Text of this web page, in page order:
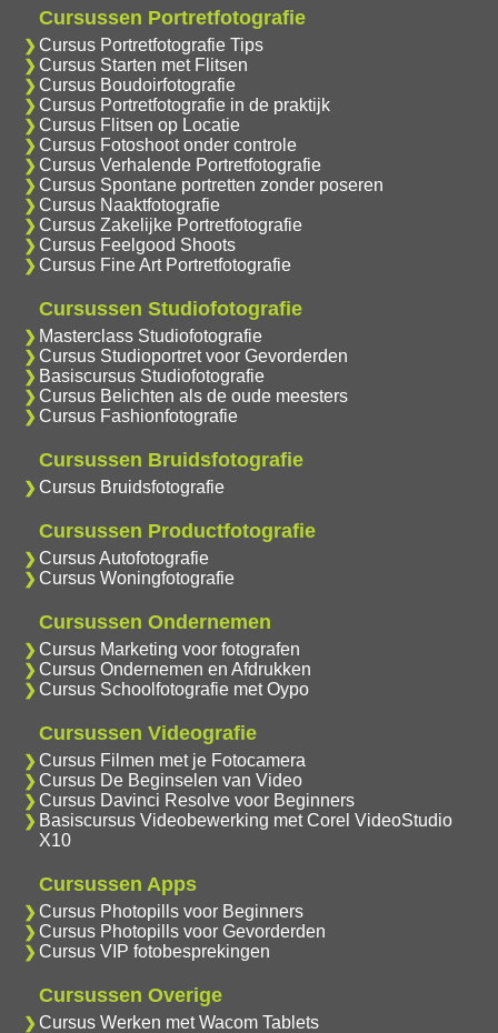
Cursussen Portretfotografie
Cursus Portretfotografie Tips
Cursus Starten met Flitsen
Cursus Boudoirfotografie
Cursus Portretfotografie in de praktijk
Cursus Flitsen op Locatie
Cursus Fotoshoot onder controle
Cursus Verhalende Portretfotografie
Cursus Spontane portretten zonder poseren
Cursus Naaktfotografie
Cursus Zakelijke Portretfotografie
Cursus Feelgood Shoots
Cursus Fine Art Portretfotografie
Cursussen Studiofotografie
Masterclass Studiofotografie
Cursus Studioportret voor Gevorderden
Basiscursus Studiofotografie
Cursus Belichten als de oude meesters
Cursus Fashionfotografie
Cursussen Bruidsfotografie
Cursus Bruidsfotografie
Cursussen Productfotografie
Cursus Autofotografie
Cursus Woningfotografie
Cursussen Ondernemen
Cursus Marketing voor fotografen
Cursus Ondernemen en Afdrukken
Cursus Schoolfotografie met Oypo
Cursussen Videografie
Cursus Filmen met je Fotocamera
Cursus De Beginselen van Video
Cursus Davinci Resolve voor Beginners
Basiscursus Videobewerking met Corel VideoStudio
X10
Cursussen Apps
Cursus Photopills voor Beginners
Cursus Photopills voor Gevorderden
Cursus VIP fotobesprekingen
Cursussen Overige
Cursus Werken met Wacom Tablets